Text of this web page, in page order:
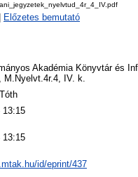
Előzetes bemutató
Akadémia Könyvtár és
M.Nyelvt.4r.4, IV. k.
13:15
13:15
id/eprint/437